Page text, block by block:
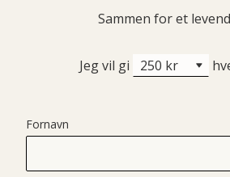
Sammen for et
Jeg vil gi
Fornavn